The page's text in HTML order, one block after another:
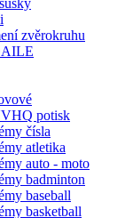
zvěrokruhu
potisk
čísla
atletika
auto - moto
badminton
baseball
basketball